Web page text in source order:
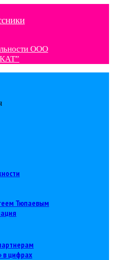
ООО
Тюпаевым
в цифрах